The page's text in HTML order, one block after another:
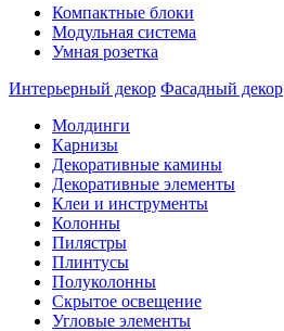
Компактные блоки
Модульная система
Умная розетка
Интерьерный декор Фасадный декор
Молдинги
Карнизы
Декоративные камины
Декоративные элементы
Клеи и инструменты
Колонны
Пилястры
Плинтусы
Полуколонны
Скрытое освещение
Угловые элементы